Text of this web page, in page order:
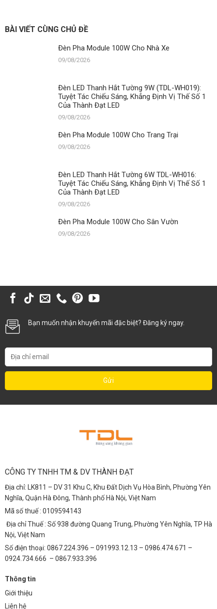
Vườn
BÀI VIẾT CÙNG CHỦ ĐỀ
Đèn Pha Module 100W Cho Nhà Xe
09/08/2026
Đèn LED Thanh Hắt Tường 9W (TDL-WH019):
Tuyệt Tác Chiếu Sáng, Khẳng Định Vị Thế Số 1
Của Thành Đạt LED
09/08/2026
Đèn Pha Module 100W Cho Trang Trại
09/08/2026
Đèn LED Thanh Hắt Tường 6W TDL-WH016:
Tuyệt Tác Chiếu Sáng, Khẳng Định Vị Thế Số 1
Của Thành Đạt LED
09/08/2026
Đèn Pha Module 100W Cho Sân Vườn
09/08/2026
Bạn muốn nhận khuyến mãi đặc biệt? Đăng ký ngay.
CÔNG TY TNHH TM & DV THÀNH ĐẠT
Địa chỉ: LK811 – DV 31 Khu C, Khu Đất Dịch Vụ Hòa Bình, Phường Yên
Nghĩa, Quận Hà Đông, Thành phố Hà Nội, Việt Nam
Mã số thuế : 0109594143
Địa chỉ Thuế : Số 938 đường Quang Trung, Phường Yên Nghĩa, TP Hà
Nội, Việt Nam
Số điện thoại: 0867.224.396 – 091993.12.13 – 0986.474.671 –
0924.734.666 – 0867.933.396
Thông tin
Giới thiệu
Liên hệ